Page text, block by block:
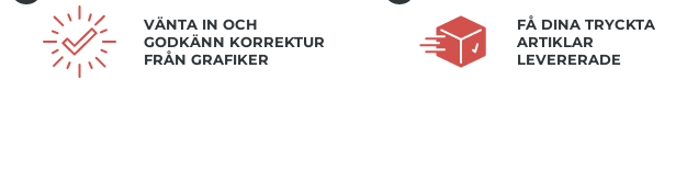
VÄNTA IN OCH
GODKÄNN KORREKTUR
FRÅN GRAFIKER
FÅ DINA TRYCKTA
ARTIKLAR
LEVERERADE